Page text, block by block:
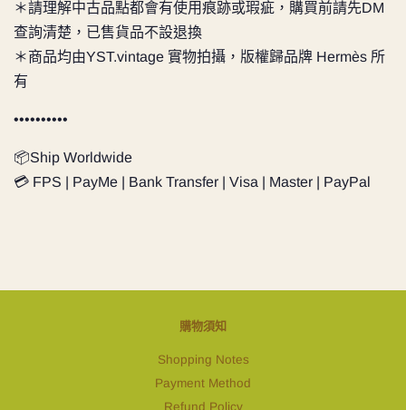
＊請理解中古品點都會有使用痕跡或瑕疵，購買前請先DM
查詢清楚，已售貨品不設退換
＊商品均由YST.vintage 實物拍攝，版權歸品牌 Hermès 所
有
••••••••••
📦Ship Worldwide
💳 FPS | PayMe | Bank Transfer | Visa | Master | PayPal
購物須知
Shopping Notes
Payment Method
Refund Policy